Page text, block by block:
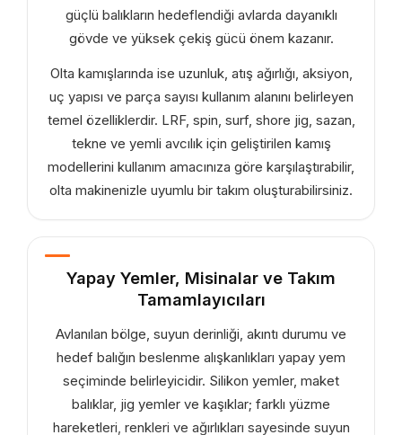
güçlü balıkların hedeflendiği avlarda dayanıklı
gövde ve yüksek çekiş gücü önem kazanır.
Olta kamışlarında ise uzunluk, atış ağırlığı, aksiyon,
uç yapısı ve parça sayısı kullanım alanını belirleyen
temel özelliklerdir. LRF, spin, surf, shore jig, sazan,
tekne ve yemli avcılık için geliştirilen kamış
modellerini kullanım amacınıza göre karşılaştırabilir,
olta makinenizle uyumlu bir takım oluşturabilirsiniz.
Yapay Yemler, Misinalar ve Takım
Tamamlayıcıları
Avlanılan bölge, suyun derinliği, akıntı durumu ve
hedef balığın beslenme alışkanlıkları yapay yem
seçiminde belirleyicidir. Silikon yemler, maket
balıklar, jig yemler ve kaşıklar; farklı yüzme
hareketleri, renkleri ve ağırlıkları sayesinde suyun